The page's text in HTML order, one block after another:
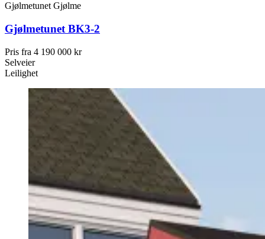
GjølmetunetGjølme
Gjølmetunet BK3-2
Pris fra 4 190 000 kr
Selveier
Leilighet